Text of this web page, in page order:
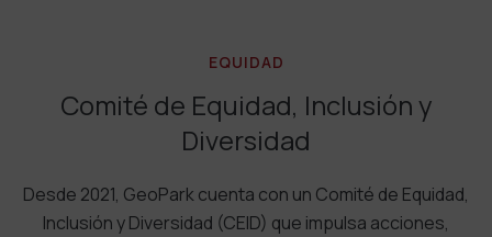
EQUIDAD
Comité de Equidad, Inclusión y
Diversidad
Desde 2021, GeoPark cuenta con un Comité de Equidad,
Inclusión y Diversidad (CEID) que impulsa acciones,